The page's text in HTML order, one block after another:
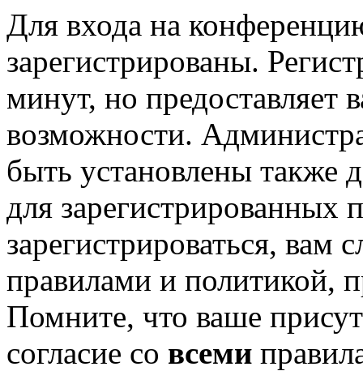
Для входа на
зарегистрированы.
минут, но предоставляет
возможности.
быть установлены также
для зарегистрированных
зарегистрироваться, вам
правилами и политикой,
Помните, что ваше
согласие со всеми